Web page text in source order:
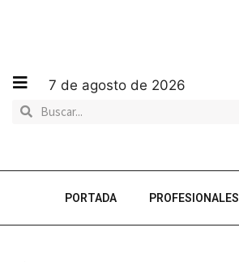
7 de agosto de 2026
PORTADA PROFESIONALES